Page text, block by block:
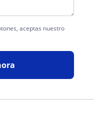
aceptas nuestro